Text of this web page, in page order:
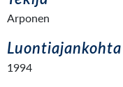
Arponen
Luontiajankohta
1994